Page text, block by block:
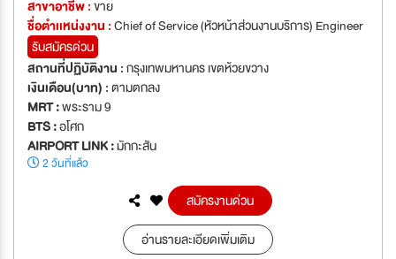
สาขาอาชีพ :ขาย
ชื่อตำเเหน่งงาน :Chief of Service (หัวหน้าส่วนงานบริการ) Engineer
รับสมัครด่วน
สถานที่ปฏิบัติงาน :กรุงเทพมหานคร เขตห้วยขวาง
เงินเดือน(บาท) :ตามตกลง
MRT :พระราม 9
BTS :อโศก
AIRPORT LINK :มักกะสัน
2 วันที่แล้ว
สมัครงานด่วน
อ่านรายละเอียดเพิ่มเติม